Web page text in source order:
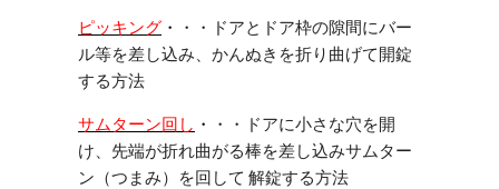
ピッキング ・
・・ドアとドア枠の隙間にバー
ル等を差し込み、かんぬきを折り曲げて開錠
する方法
サムターン回し ・
・・ドアに小さな穴を開
け、先端が折れ曲がる棒を差し込みサムター
ン（つまみ）を回して 解錠する方法